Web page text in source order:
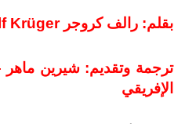
بقلم: رالف كروجر Krüger
ترجمة وتقديم: شيرين ماهر
الإفريقي